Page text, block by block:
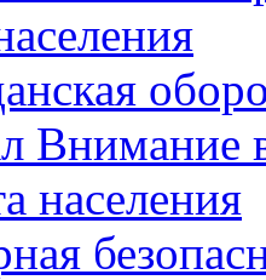
Внимание
населения